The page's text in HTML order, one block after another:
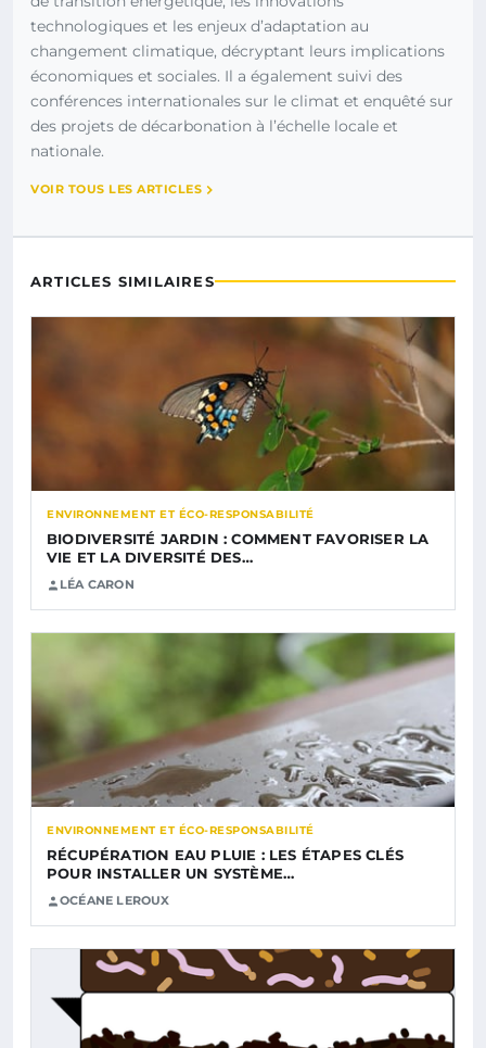
technologiques et les enjeux d’adaptation au
changement climatique, décryptant leurs implications
économiques et sociales. Il a également suivi des
conférences internationales sur le climat et enquêté sur
des projets de décarbonation à l’échelle locale et
nationale.
VOIR TOUS LES ARTICLES
ARTICLES SIMILAIRES
ENVIRONNEMENT ET ÉCO-RESPONSABILITÉ
BIODIVERSITÉ JARDIN : COMMENT FAVORISER LA
VIE ET LA DIVERSITÉ DES…
LÉA CARON
ENVIRONNEMENT ET ÉCO-RESPONSABILITÉ
RÉCUPÉRATION EAU PLUIE : LES ÉTAPES CLÉS
POUR INSTALLER UN SYSTÈME…
OCÉANE LEROUX